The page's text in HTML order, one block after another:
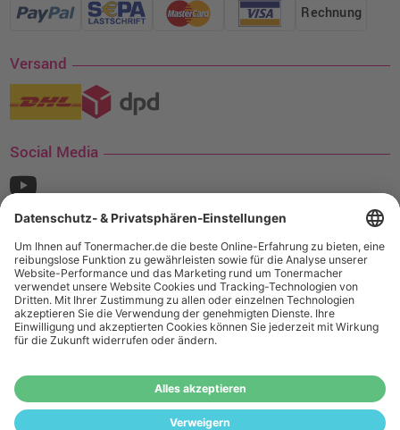
Rechnung
Versand
Social Media
¹ Nur gültig für den Versand innerhalb Deutschlands. Befindet sich ein Warenwert
von mindestens 35€ (inkl. Mwst.) an Ampertec Artikeln in Ihrem Warenkorb, ist der
Versand für Sie kostenfrei.
Das Angebot von tonermacher.de richtet sich